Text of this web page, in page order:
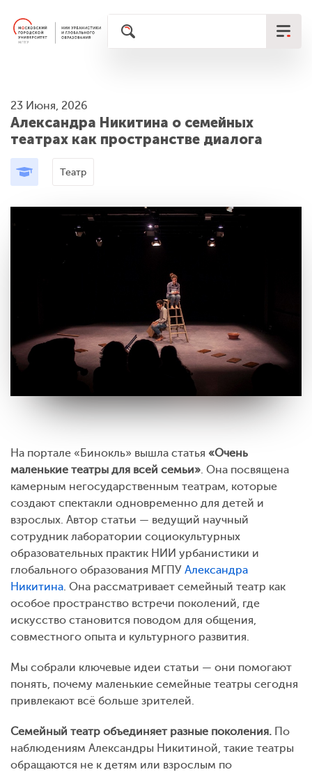
23 Июня, 2026
Александра Никитина о семейных
театрах как пространстве диалога
Театр
На портале «Бинокль» вышла статья «Очень
маленькие театры для всей семьи». Она посвящена
камерным негосударственным театрам, которые
создают спектакли одновременно для детей и
взрослых. Автор статьи — ведущий научный
сотрудник лаборатории социокультурных
образовательных практик НИИ урбанистики и
глобального образования МГПУ Александра
Никитина. Она рассматривает семейный театр как
особое пространство встречи поколений, где
искусство становится поводом для общения,
совместного опыта и культурного развития.
Мы собрали ключевые идеи статьи — они помогают
понять, почему маленькие семейные театры сегодня
привлекают всё больше зрителей.
Семейный театр объединяет разные поколения. По
наблюдениям Александры Никитиной, такие театры
обращаются не к детям или взрослым по